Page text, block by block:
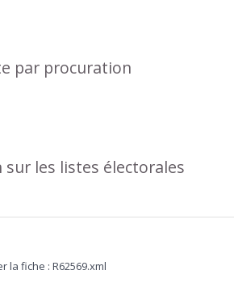
par procuration
les listes électorales
la fiche : R62569.xml